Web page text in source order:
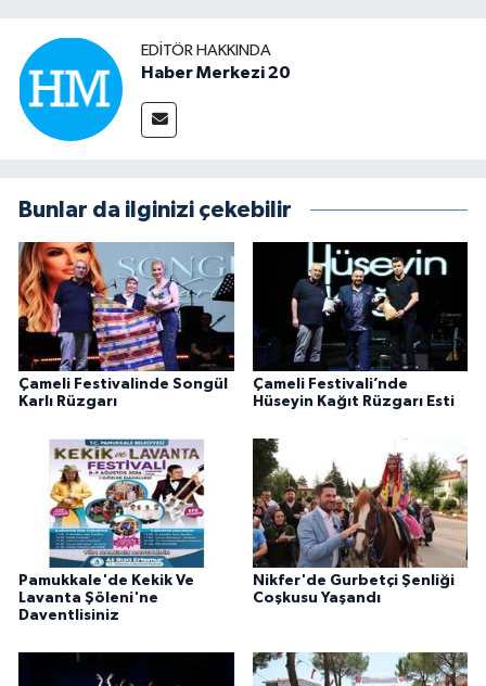
EDITÖR HAKKINDA
Haber Merkezi 20
Bunlar da ilginizi çekebilir
Çameli Festivalinde Songül
Karlı Rüzgarı
Çameli Festivali’nde
Hüseyin Kağıt Rüzgarı Esti
Pamukkale'de Kekik Ve
Lavanta Şöleni'ne
Daventlisiniz
Nikfer'de Gurbetçi Şenliği
Coşkusu Yaşandı